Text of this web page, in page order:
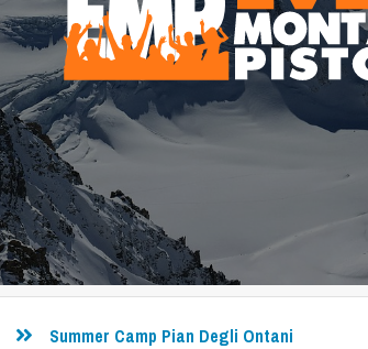
Summer Camp Pian Degli Ontani